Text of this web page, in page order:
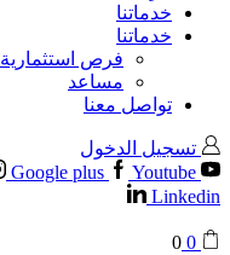
خدماتنا
خدماتنا
فرص استثمارية
مساعد
تواصل معنا
تسجيل الدخول
Google plus
Youtube
Linkedin
0
0